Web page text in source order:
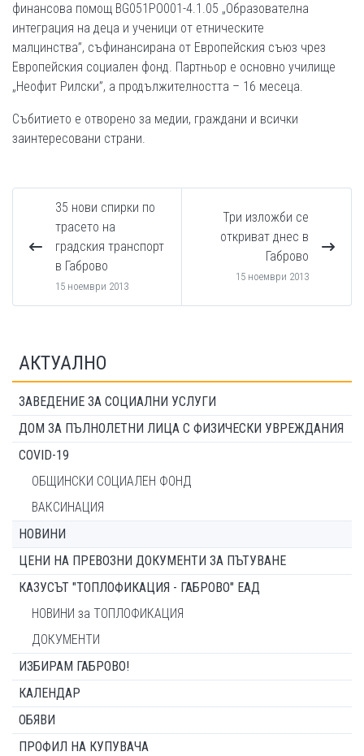
финансова помощ BG051PO001-4.1.05 „Образователна
интеграция на деца и ученици от етническите
малцинства”, съфинансирана от Европейския съюз чрез
Европейския социален фонд. Партньор е основно училище
„Неофит Рилски”, а продължителността – 16 месеца.
Събитието е отворено за медии, граждани и всички
заинтересовани страни.
35 нови спирки по
трасето на
градския транспорт
в Габрово
15 ноември 2013
Три изложби се
откриват днес в
Габрово
15 ноември 2013
АКТУАЛНО
ЗАВЕДЕНИЕ ЗА СОЦИАЛНИ УСЛУГИ
ДОМ ЗА ПЪЛНОЛЕТНИ ЛИЦА С ФИЗИЧЕСКИ УВРЕЖДАНИЯ
COVID-19
ОБЩИНСКИ СОЦИАЛЕН ФОНД
ВАКСИНАЦИЯ
НОВИНИ
ЦЕНИ НА ПРЕВОЗНИ ДОКУМЕНТИ ЗА ПЪТУВАНЕ
КАЗУСЪТ "ТОПЛОФИКАЦИЯ - ГАБРОВО" ЕАД
НОВИНИ за ТОПЛОФИКАЦИЯ
ДОКУМЕНТИ
ИЗБИРАМ ГАБРОВО!
КАЛЕНДАР
ОБЯВИ
ПРОФИЛ НА КУПУВАЧА